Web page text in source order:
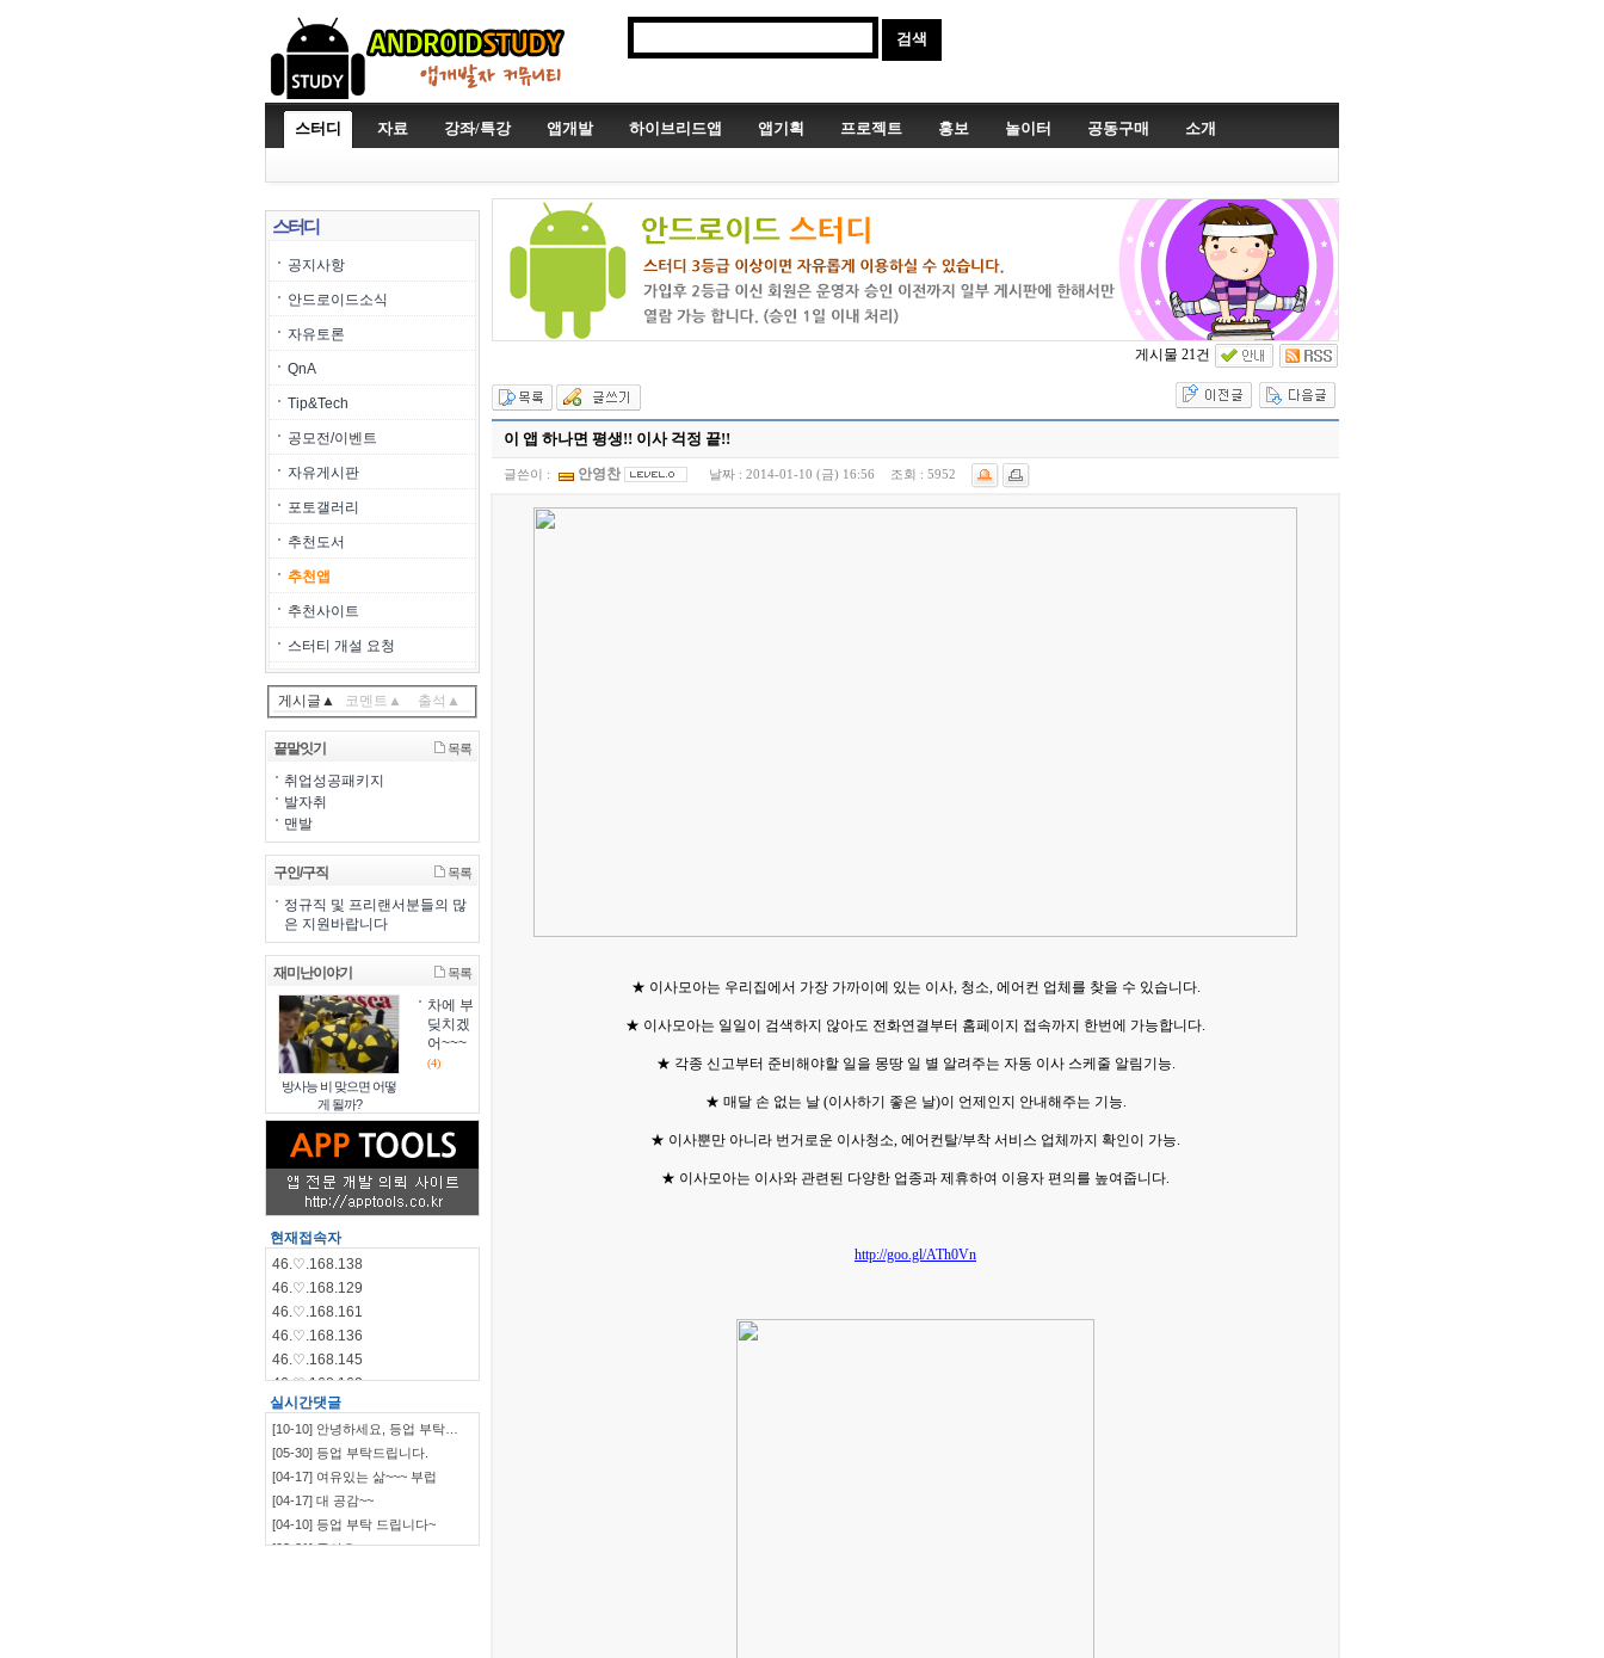
스터디 자료 강좌/특강 앱개발 하이브리드앱 앱기획 프로젝트 홍보 놀이터 공동구매 소개
스터디
공지사항
안드로이드소식
자유토론
QnA
Tip&Tech
공모전/이벤트
자유게시판
포토갤러리
추천도서
추천앱
추천사이트
스터티 개설 요청
게시글▲ 코멘트▲ 출석▲
끝말잇기 목록
취업성공패키지
발자취
맨발
구인/구직 목록
정규직 및 프리랜서분들의 많
은 지원바랍니다
재미난이야기 목록
방사능 비 맞으면 어떻
게 될까?
차에 부
딪치겠
어~~~
(4)
현재접속자
46.♡.168.138
46.♡.168.129
46.♡.168.161
46.♡.168.136
46.♡.168.145
46.♡.168.162
46.♡.168.144
46.♡.168.140
115.♡.135.198
46.♡.168.139
실시간댓글
[10-10] 안녕하세요, 등업 부탁…
[05-30] 등업 부탁드립니다.
[04-17] 여유있는 삶~~~ 부럽
[04-17] 대 공감~~
[04-10] 등업 부탁 드립니다~
[03-21] 좋아요
게시물 21건
이 앱 하나면 평생!! 이사 걱정 끝!!
글쓴이 : 안영찬 날짜 : 2014-01-10 (금) 16:56 조회 : 5952
★ 이사모아는 우리집에서 가장 가까이에 있는 이사, 청소, 에어컨 업체를 찾을 수 있습니다.
★ 이사모아는 일일이 검색하지 않아도 전화연결부터 홈페이지 접속까지 한번에 가능합니다.
★ 각종 신고부터 준비해야할 일을 몽땅 일 별 알려주는 자동 이사 스케줄 알림기능.
★ 매달 손 없는 날 (이사하기 좋은 날)이 언제인지 안내해주는 기능.
★ 이사뿐만 아니라 번거로운 이사청소, 에어컨탈/부착 서비스 업체까지 확인이 가능.
★ 이사모아는 이사와 관련된 다양한 업종과 제휴하여 이용자 편의를 높여줍니다.
http://goo.gl/ATh0Vn